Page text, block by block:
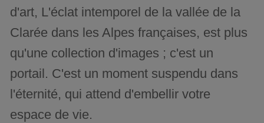
d'art, L'éclat intemporel de la vallée de la
Clarée dans les Alpes françaises, est plus
qu'une collection d'images ; c'est un
portail. C'est un moment suspendu dans
l'éternité, qui attend d'embellir votre
espace de vie.